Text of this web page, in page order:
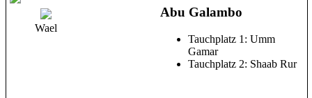
Wael
Abu Galambo
Tauchplatz 1: Umm
Gamar
Tauchplatz 2: Shaab Rur